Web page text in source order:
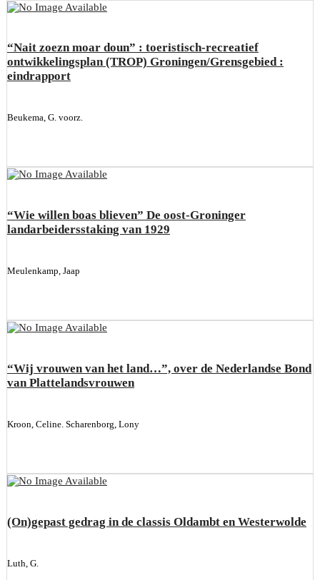
“Nait zoezn moar doun” : toeristisch-recreatief
ontwikkelingsplan (TROP) Groningen/Grensgebied :
eindrapport
Beukema, G. voorz.
“Wie willen boas blieven” De oost-Groninger
landarbeidersstaking van 1929
Meulenkamp, Jaap
“Wij vrouwen van het land…”, over de Nederlandse Bond
van Plattelandsvrouwen
Kroon, Celine. Scharenborg, Lony
(On)gepast gedrag in de classis Oldambt en Westerwolde
Luth, G.